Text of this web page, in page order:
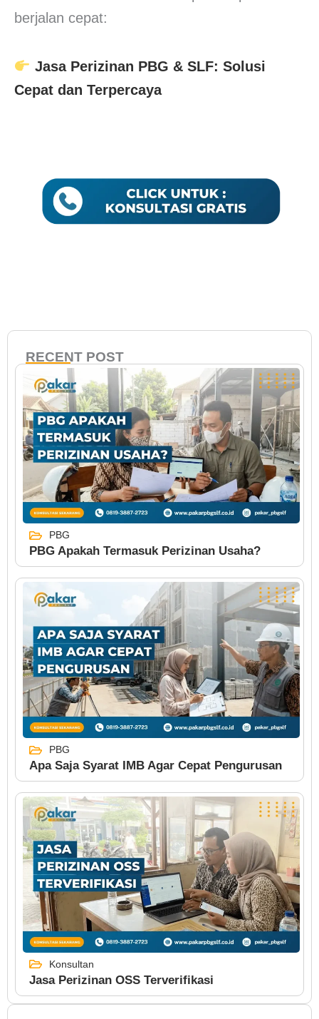
berjalan cepat:
Jasa Perizinan PBG & SLF: Solusi
Cepat dan Terpercaya
RECENT POST
PBG
PBG Apakah Termasuk Perizinan Usaha?
PBG
Apa Saja Syarat IMB Agar Cepat Pengurusan
Konsultan
Jasa Perizinan OSS Terverifikasi